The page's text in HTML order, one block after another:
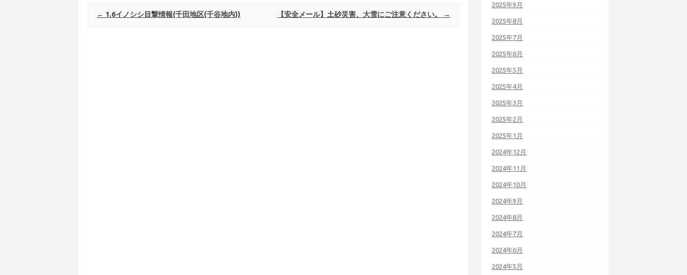
Post navigation
← 1.6イノシシ目撃情報(千田地区(千谷地内)) 【安全メール】土砂災害、大雪にご注意ください。 →
2025年9月
2025年8月
2025年7月
2025年6月
2025年5月
2025年4月
2025年3月
2025年2月
2025年1月
2024年12月
2024年11月
2024年10月
2024年9月
2024年8月
2024年7月
2024年6月
2024年5月